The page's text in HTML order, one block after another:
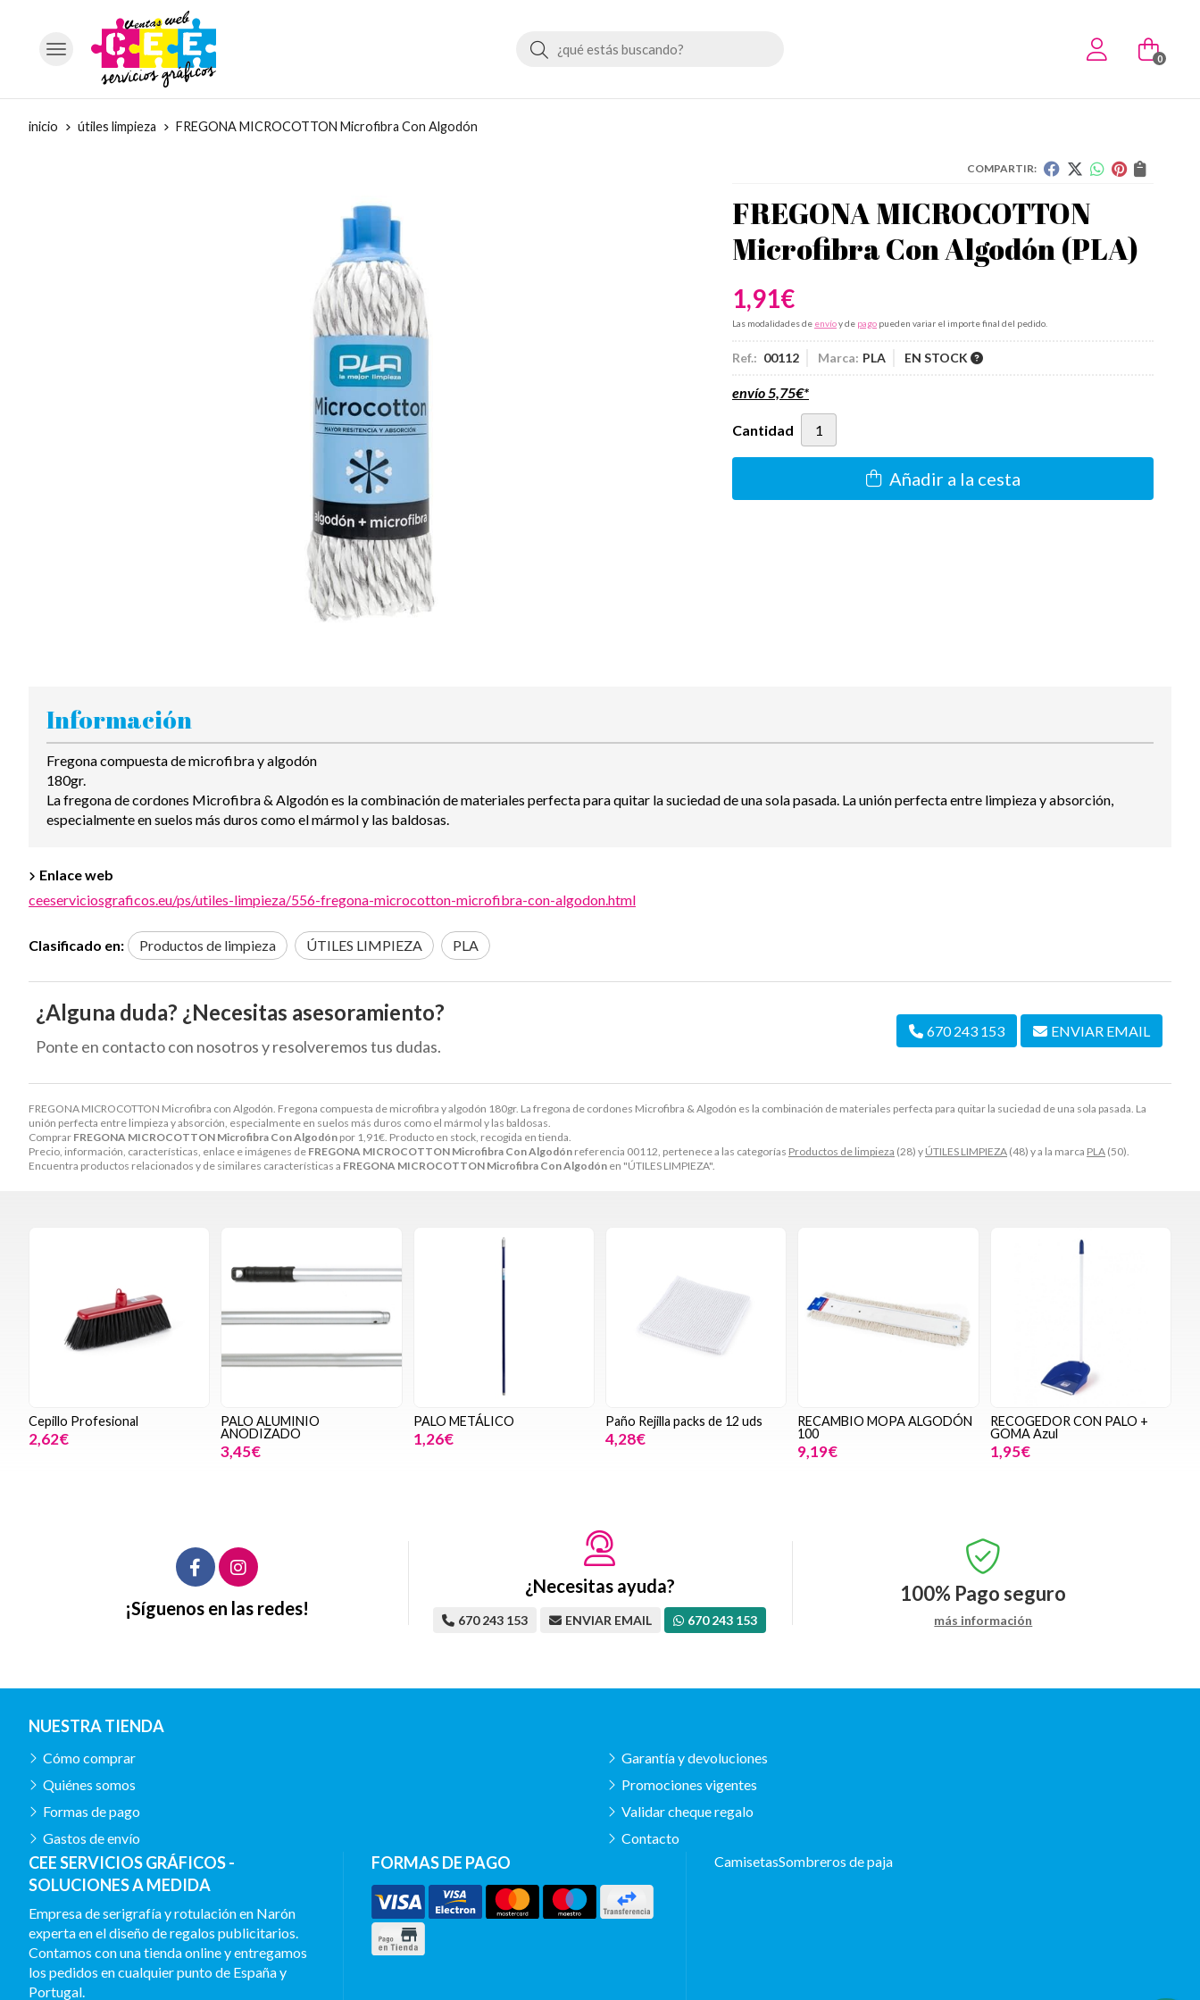
Buscar 0
inicio útiles limpieza FREGONA MICROCOTTON Microfibra Con Algodón
COMPARTIR:
FREGONA MICROCOTTON
Microfibra Con Algodón(PLA)
1,91€
Las modalidades de envíoy de pago pueden variar el importe final del pedido.
Ref.: 00112 Marca: PLA EN STOCK
envío5,75€*
Cantidad
Añadir a la cesta
FREGONA MICROCOTTON Microfibra con Algodón. Fregona compuesta de microfibra y algodón 180gr. La fregona de cordones Microfibra & Algodón es la combinación de materiales perfecta para quitar la suciedad de una sola pasada. La
unión perfecta entre limpieza y absorción, especialmente en suelos más duros como el mármol y las baldosas.
Comprar FREGONA MICROCOTTON Microfibra Con Algodón por 1,91€. Producto en stock, recogida en tienda.
Precio, información, características, enlace e imágenes de FREGONA MICROCOTTON Microfibra Con Algodón referencia 00112, pertenece a las categorías Productos de limpieza (28) y ÚTILES LIMPIEZA (48) y a la marca PLA (50).
Encuentra productos relacionados y de similares características a FREGONA MICROCOTTON Microfibra Con Algodón en "ÚTILES LIMPIEZA".
Información
Fregona compuesta de microfibra y algodón
180gr.
La fregona de cordones Microfibra & Algodón es la combinación de materiales perfecta para quitar la suciedad de una sola pasada. La unión perfecta entre limpieza y absorción,
especialmente en suelos más duros como el mármol y las baldosas.
Enlace web
ceeserviciosgraficos.eu/ps/utiles-limpieza/556-fregona-microcotton-microfibra-con-algodon.html
Clasificado en: Productos de limpieza ÚTILES LIMPIEZA PLA
¿Alguna duda? ¿Necesitas asesoramiento?
Ponte en contacto con nosotros y resolveremos tus dudas.
670 243 153 ENVIAR EMAIL
Cepillo Profesional
2,62€
PALO ALUMINIO
ANODIZADO
3,45€
PALO METÁLICO
1,26€
Paño Rejilla packs de 12 uds
4,28€
RECAMBIO MOPA ALGODÓN
100
9,19€
RECOGEDOR CON PALO +
GOMA Azul
1,95€
¡Síguenos en las redes!
¿Necesitas ayuda?
670 243 153 ENVIAR EMAIL 670 243 153
100% Pago seguro
más información
CEE SERVICIOS GRÁFICOS -
SOLUCIONES A MEDIDA
Empresa de serigrafía y rotulación en Narón
experta en el diseño de regalos publicitarios.
Contamos con una tienda online y entregamos
los pedidos en cualquier punto de España y
Portugal.
FORMAS DE PAGO
NUESTRA TIENDA
Cómo comprar
Quiénes somos
Formas de pago
Gastos de envío
Garantía y devoluciones
Promociones vigentes
Validar cheque regalo
Contacto
CamisetasSombreros de paja